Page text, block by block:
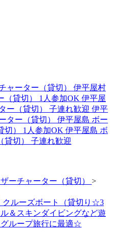
ャーター（貸切） 伊平屋村
（貸切） 1人参加OK 伊平屋
ー（貸切） 子連れ歓迎 伊平
ター（貸切） 伊平屋島 ボー
切） 1人参加OK 伊平屋島 ボ
貸切） 子連れ歓迎
ーチャーター（貸切） >
クルーズボート（貸切り☆3
＆スキンダイビングなど遊
ループ旅行に最適☆